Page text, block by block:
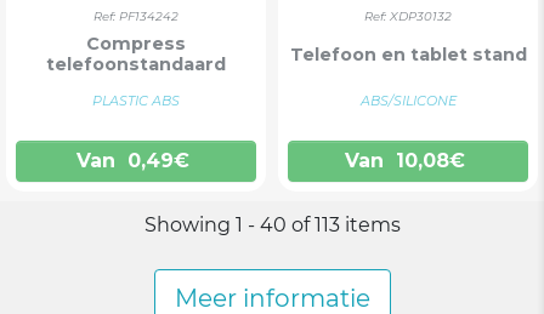
Ref: PF134242
Compress
telefoonstandaard
PLASTIC ABS
Van 0,49€
Ref: XDP30132
Telefoon en tablet stand
ABS/SILICONE
Van 10,08€
Showing 1 - 40 of 113 items
Meer informatie